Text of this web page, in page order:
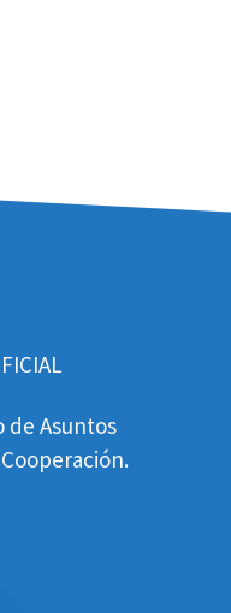
de Asuntos